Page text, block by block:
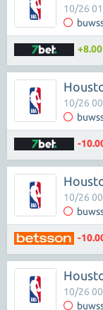
10/26
+8.00
10/26
-
10/26
-
10/26